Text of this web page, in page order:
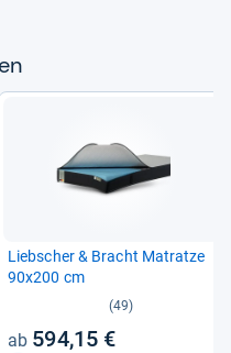
Lieb­scher & Bracht Matratze
90x200 cm
(49)
594,15 €